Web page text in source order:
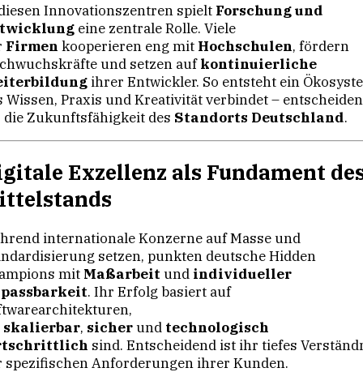
Innovationszentren spielt Forschung und
eine zentrale Rolle. Viele
Firmen kooperieren eng mit Hochschulen, fördern
und setzen aufkontinuierliche
ihrer Entwickler. So entsteht ein
Wissen, Praxis und Kreativität verbindet –
Zukunftsfähigkeit des Standorts Deutschland.
Exzellenz als Fundament
internationale Konzerne auf Masse und
setzen, punkten deutsche Hidden
mit Maßarbeit und individueller
. Ihr Erfolg basiert auf
skalierbar, sicherund technologisch
sind. Entscheidend ist ihr tiefes
spezifischen Anforderungen ihrer Kunden.